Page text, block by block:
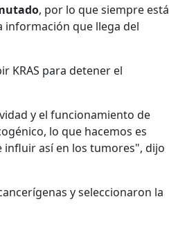
, por lo que siempre está
información que llega del
KRAS para detener el
y el funcionamiento de
lo que hacemos es
así en los tumores", dijo
y seleccionaron la